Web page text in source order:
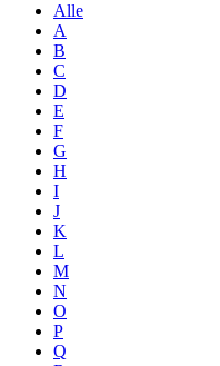
Alle
A
B
C
D
E
F
G
H
I
J
K
L
M
N
O
P
Q